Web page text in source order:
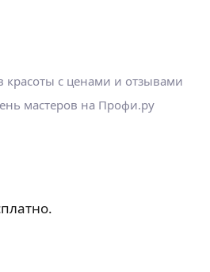
красоты с ценами и отзывами
мастеров на Профи.ру